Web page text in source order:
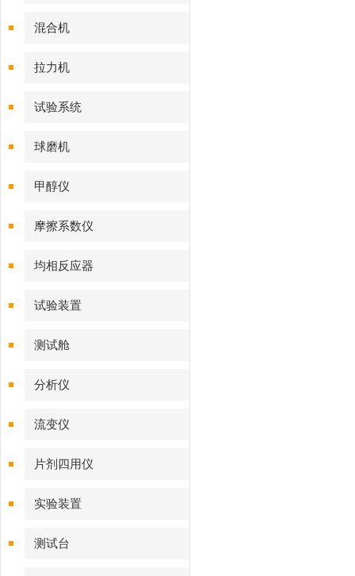
混合机
拉力机
试验系统
球磨机
甲醇仪
摩擦系数仪
均相反应器
试验装置
测试舱
分析仪
流变仪
片剂四用仪
实验装置
测试台